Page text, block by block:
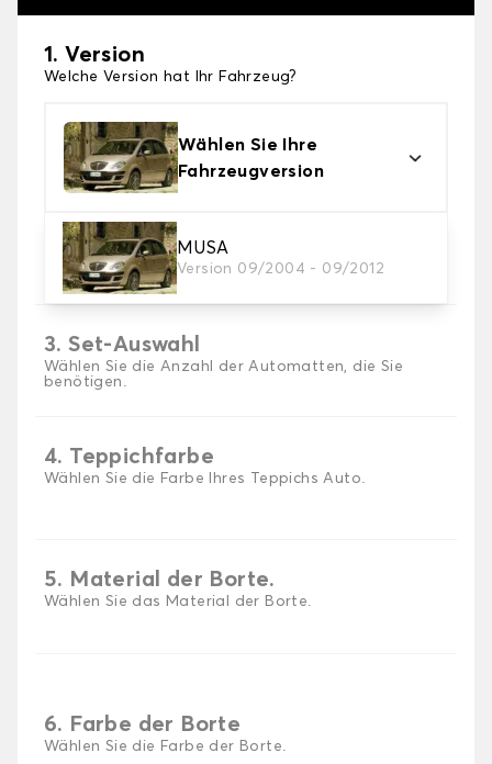
1. Version
Welche Version hat Ihr Fahrzeug?
Wählen Sie Ihre
Fahrzeugversion
MUSA
Version 09/2004 - 09/2012
2. Material
Wählen Sie das Material Ihres Autofussmatten
3. Set-Auswahl
Wählen Sie die Anzahl der Automatten, die Sie
benötigen.
4. Teppichfarbe
Wählen Sie die Farbe Ihres Teppichs Auto.
5. Material der Borte.
Wählen Sie das Material der Borte.
6. Farbe der Borte
Wählen Sie die Farbe der Borte.